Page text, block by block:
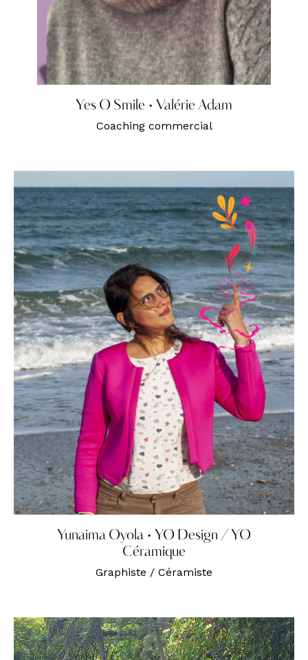
Yes O Smile • Valérie Adam
Coaching commercial
Yunaima Oyola • YO Design / YO
Céramique
Graphiste / Céramiste